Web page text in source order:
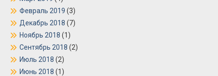
Февраль 2019 (3)
Декабрь 2018 (7)
Ноябрь 2018 (1)
Сентябрь 2018 (2)
Июль 2018 (2)
Июнь 2018 (1)